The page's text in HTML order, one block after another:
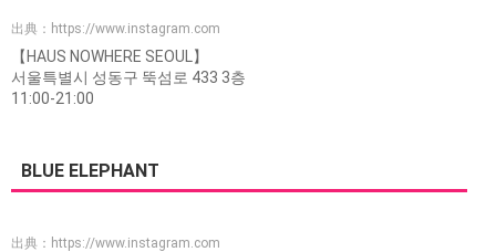
出典： https://www.instagram.com
【HAUS NOWHERE SEOUL】
서울특별시 성동구 뚝섬로 433 3층
11:00-21:00
BLUE ELEPHANT
出典： https://www.instagram.com